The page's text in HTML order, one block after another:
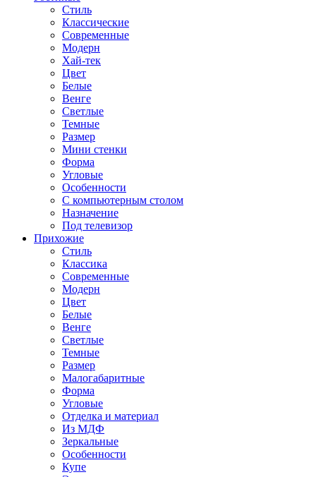
Стиль
Классические
Современные
Модерн
Хай-тек
Цвет
Белые
Венге
Светлые
Темные
Размер
Мини стенки
Форма
Угловые
Особенности
С компьютерным столом
Назначение
Под телевизор
Прихожие
Стиль
Классика
Современные
Модерн
Цвет
Белые
Венге
Светлые
Темные
Размер
Малогабаритные
Форма
Угловые
Отделка и материал
Из МДФ
Зеркальные
Особенности
Купе